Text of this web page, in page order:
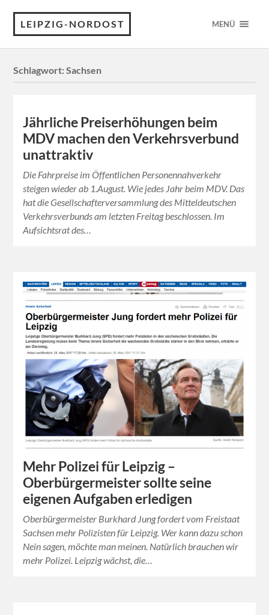
LEIPZIG-NORDOST MENÜ
Schlagwort:Sachsen
Jährliche Preiserhöhungen beim
MDV machen den Verkehrsverbund
unattraktiv
Die Fahrpreise im Öffentlichen Personennahverkehr
steigen wieder ab 1.August. Wie jedes Jahr beim MDV. Das
hat die Gesellschafterversammlung des Mitteldeutschen
Verkehrsverbunds am letzten Freitag beschlossen. Im
Aufsichtsrat des…
Mehr Polizei für Leipzig –
Oberbürgermeister sollte seine
eigenen Aufgaben erledigen
Oberbürgermeister Burkhard Jung fordert vom Freistaat
Sachsen mehr Polizisten für Leipzig. Wer kann dazu schon
Nein sagen, möchte man meinen. Natürlich brauchen wir
mehr Polizei. Leipzig wächst, die…